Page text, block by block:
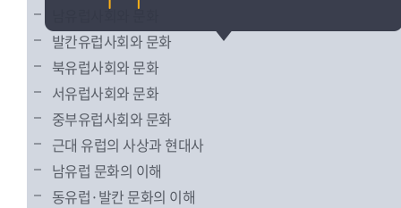
남유럽사회와 문화
발칸유럽사회와 문화
북유럽사회와 문화
서유럽사회와 문화
중부유럽사회와 문화
근대 유럽의 사상과 현대사
남유럽 문화의 이해
동유럽·발칸 문화의 이해